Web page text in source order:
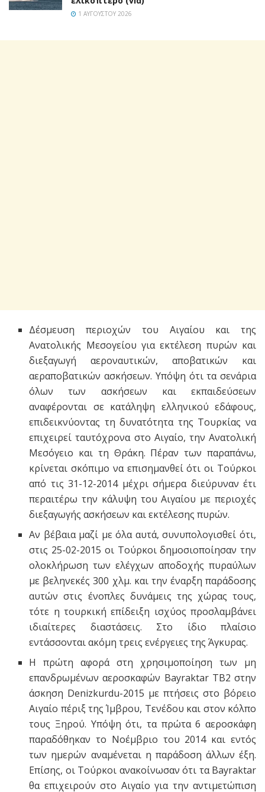
1 ΑΥΓΟΎΣΤΟΥ 2026
Δέσμευση περιοχών του Αιγαίου και της
Ανατολικής Μεσογείου για εκτέλεση πυρών και
διεξαγωγή αεροναυτικών, αποβατικών και
αεραποβατικών ασκήσεων. Υπόψη ότι τα σενάρια
όλων των ασκήσεων και εκπαιδεύσεων
αναφέρονται σε κατάληψη ελληνικού εδάφους,
επιδεικνύοντας τη δυνατότητα της Τουρκίας να
επιχειρεί ταυτόχρονα στο Αιγαίο, την Ανατολική
Μεσόγειο και τη Θράκη. Πέραν των παραπάνω,
κρίνεται σκόπιμο να επισημανθεί ότι οι Τούρκοι
από τις 31-12-2014 μέχρι σήμερα διεύρυναν έτι
περαιτέρω την κάλυψη του Αιγαίου με περιοχές
διεξαγωγής ασκήσεων και εκτέλεσης πυρών.
Αν βέβαια μαζί με όλα αυτά, συνυπολογισθεί ότι,
στις 25-02-2015 οι Τούρκοι δημοσιοποίησαν την
ολοκλήρωση των ελέγχων αποδοχής πυραύλων
με βεληνεκές 300 χλμ. και την έναρξη παράδοσης
αυτών στις ένοπλες δυνάμεις της χώρας τους,
τότε η τουρκική επίδειξη ισχύος προσλαμβάνει
ιδιαίτερες διαστάσεις. Στο ίδιο πλαίσιο
εντάσσονται ακόμη τρεις ενέργειες της Άγκυρας.
Η πρώτη αφορά στη χρησιμοποίηση των μη
επανδρωμένων αεροσκαφών Bayraktar ΤΒ2 στην
άσκηση Denizkurdu-2015 με πτήσεις στο βόρειο
Αιγαίο πέριξ της Ίμβρου, Τενέδου και στον κόλπο
τους Ξηρού. Υπόψη ότι, τα πρώτα 6 αεροσκάφη
παραδόθηκαν το Νοέμβριο του 2014 και εντός
των ημερών αναμένεται η παράδοση άλλων έξη.
Επίσης, οι Τούρκοι ανακοίνωσαν ότι τα Bayraktar
θα επιχειρούν στο Αιγαίο για την αντιμετώπιση